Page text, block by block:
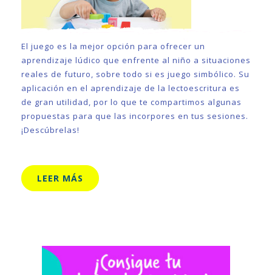
El juego es la mejor opción para ofrecer un
aprendizaje lúdico que enfrente al niño a situaciones
reales de futuro, sobre todo si es juego simbólico. Su
aplicación en el aprendizaje de la lectoescritura es
de gran utilidad, por lo que te compartimos algunas
propuestas para que las incorpores en tus sesiones.
¡Descúbrelas!
LEER MÁS